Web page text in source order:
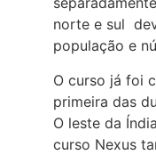
norte e sul
população e
O curso já foi
primeira das
O leste da
curso Nexus